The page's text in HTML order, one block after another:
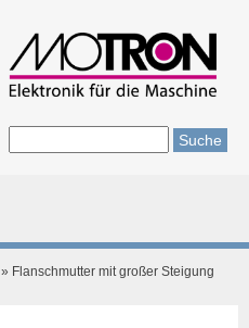
Suchformular
» Flanschmutter mit großer Steigung